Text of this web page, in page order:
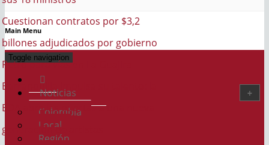
por $3,2
por gobierno
Guajira
su talento: la
a una nueva
Main Menu
Toggle navigation
Noticias
Colombia
Local
Región